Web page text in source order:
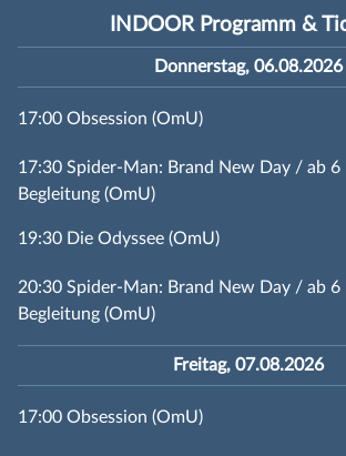
INDOOR Programm &
Donnerstag, 06.08.2026
17:00 Obsession (OmU)
17:30 Spider-Man: Brand New Day / ab 6
Begleitung (OmU)
19:30 Die Odyssee (OmU)
20:30 Spider-Man: Brand New Day / ab 6
Begleitung (OmU)
Freitag, 07.08.2026
17:00 Obsession (OmU)